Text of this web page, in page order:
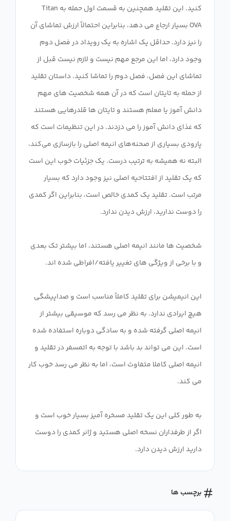
کنید. این تقلید همچنین به قسمت اول حمله به Titan
OVA بسیار ارجاع می دهد، بنابراین احتمالاً ارزش تماشای آن
را نیز دارد. حداقل یک اشاره به یک رویداد در فصل دوم
وجود دارد، اما این مرجع مهم نیست و لازم نیست قبل از
تماشای این فصل، فصل دوم را تماشا کنید. داستان تقلید
از حمله به تایتان است که در آن همه شخصیت های مهم
دانش آموز یا معلم هستند و تایتان ها قلدرهایی هستند
که غذای دانش آموز را می دزدند. در این تنظیمات است که
پارودی بسیاری از صحنه‌های انیمه اصلی را بازسازی می‌کند،
البته نه همیشه به ترتیب درست. یک جزئیات خوب این است
که یک تقلید از افتتاحیه اصلی نیز وجود دارد که بسیار
مرتب است. تقلید یک کمدی خالص است، بنابراین اگر کمدی
شخصیت ها مانند انیمه اصلی هستند، اما بیشتر تک بعدی
این انیمیشن برای تقلید کاملاً مناسب است و صداپیشگی
هیچ ایرادی ندارد. به نظر می رسد که موسیقی بیشتر از
انیمه اصلی گرفته شده و به سادگی دوباره استفاده شده
است. این می تواند بد باشد با توجه به اتمسفر در تقلید و
انیمه اصلی کاملا متفاوت است، اما به نظر می رسد خوب کار
به طور کلی این یک تقلید مسخره آمیز بسیار خوب است و
اگر از طرفداران نسخه اصلی هستید و ژانر کمدی را دوست
دارید ارزش دیدن دارد.
برچسب ها